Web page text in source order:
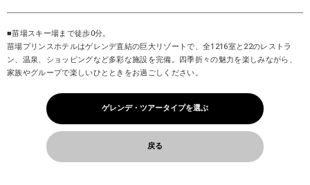
■苗場スキー場まで徒歩0分。
苗場プリンスホテルはゲレンデ直結の巨大リゾートで、全1216室と22のレストラ
ン、温泉、ショッピングなど多彩な施設を完備。四季折々の魅力を楽しみながら、
家族やグループで楽しいひとときをお過ごしください。
ゲレンデ・ツアータイプを選ぶ
戻る